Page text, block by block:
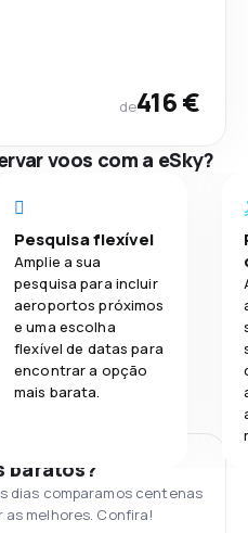
de416 €
voos com a eSky?
Pesquisa flexível
Amplie a sua
pesquisa para incluir
aeroportos próximos
e uma escolha
flexível de datas para
encontrar a opção
mais barata.
baratos?
dias comparamos centenas
melhores. Confira!